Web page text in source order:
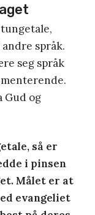
språk.
seg språk
Gud og
så er
i pinsen
Målet er at
evangeliet